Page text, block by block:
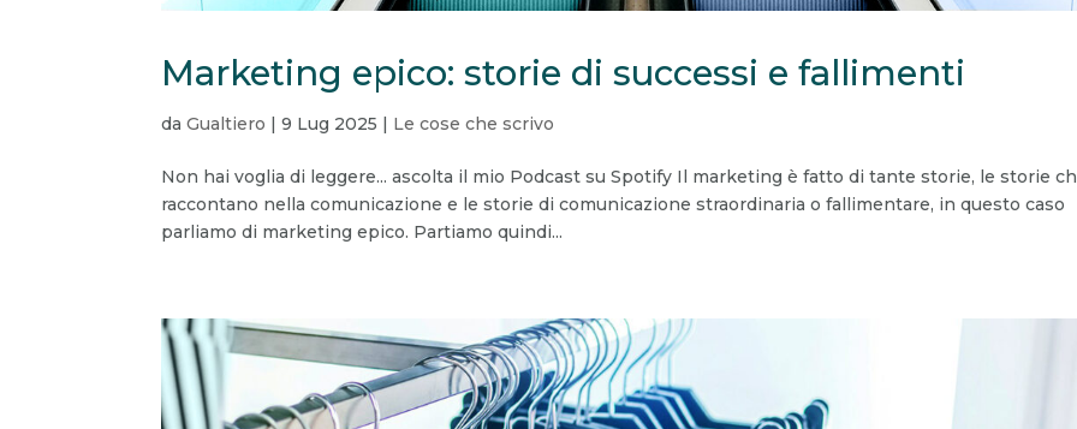
Marketing epico: storie di successi e fallimenti
daGualtiero |9 Lug 2025 | Le cose che scrivo
Non hai voglia di leggere... ascolta il mio Podcast su Spotify Il marketing è fatto di tante storie, le storie
raccontano nella comunicazione e le storie di comunicazione straordinaria o fallimentare, in questo caso
parliamo di marketing epico. Partiamo quindi...